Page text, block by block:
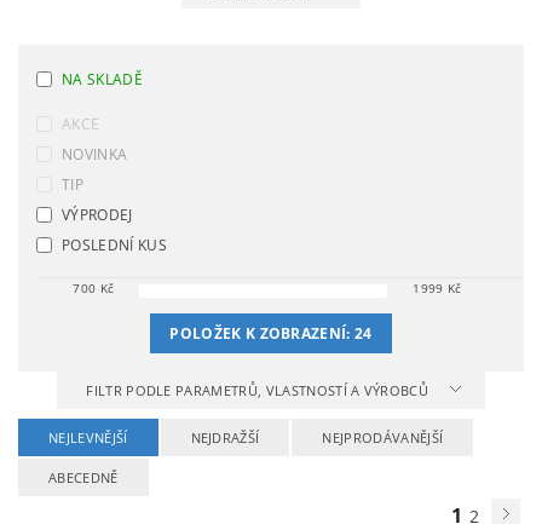
NA SKLADĚ
AKCE
NOVINKA
TIP
VÝPRODEJ
POSLEDNÍ KUS
700 Kč 1999 Kč
POLOŽEK K ZOBRAZENÍ:24
FILTR PODLE PARAMETRŮ, VLASTNOSTÍ A VÝROBCŮ
NEJLEVNĚJŠÍ NEJDRAŽŠÍ NEJPRODÁVANĚJŠÍ
ABECEDNĚ
1 2